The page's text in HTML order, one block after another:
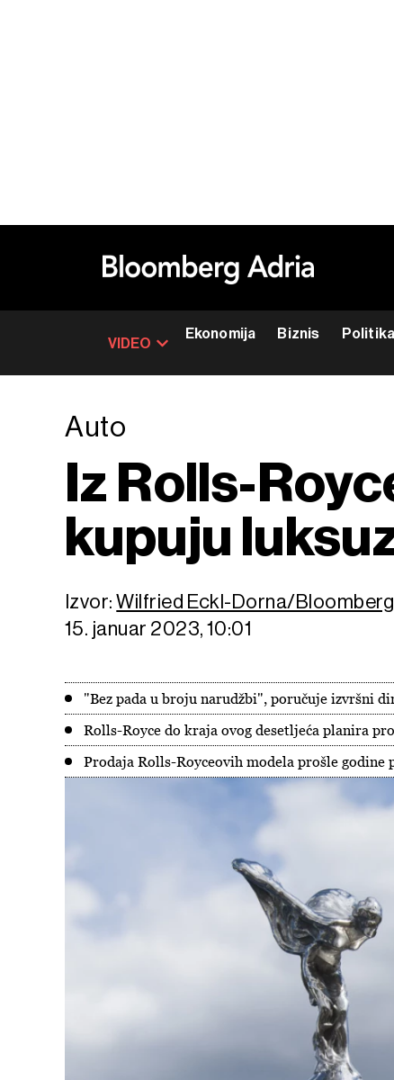
VIDEO
Ekonomija Biznis Politika
Auto
Iz Rolls-
kupuju
Izvor:Wilfried Eckl-Dorna/Bloomberg
15. januar 2023, 10:01
"Bez pada u broju narudžbi", poručuje izvršni
Rolls-Royce do kraja ovog desetljeća planira
Prodaja Rolls-Royceovih modela prošle godine